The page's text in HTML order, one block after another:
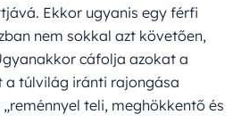
Ekkor ugyanis egy férfi
nem sokkal azt követően,
cáfolja azokat a
a túlvilág iránti rajongása
teli, meghökkentő és